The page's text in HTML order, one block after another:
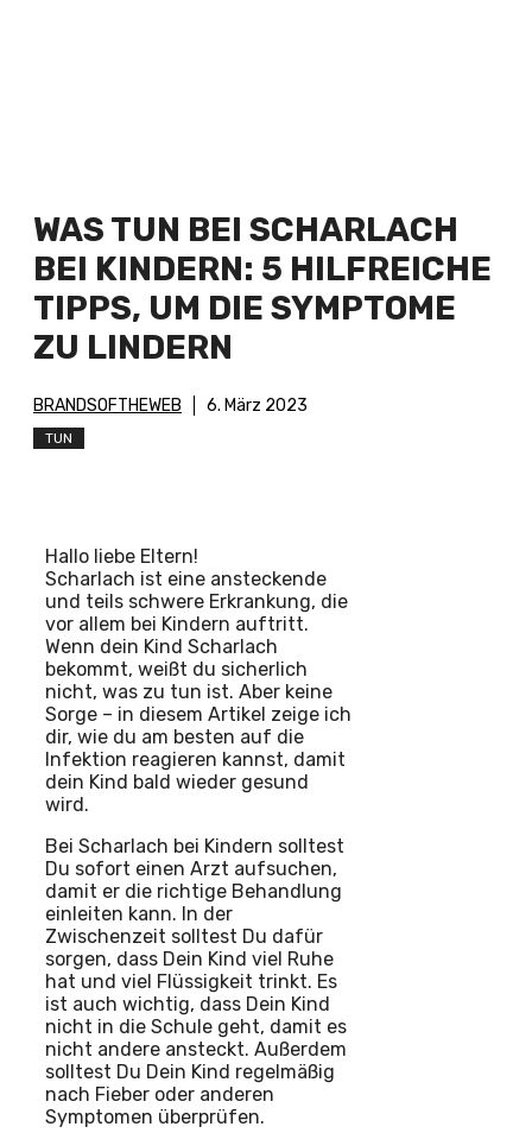
WAS TUN BEI SCHARLACH
BEI KINDERN: 5 HILFREICHE
TIPPS, UM DIE SYMPTOME
ZU LINDERN
BRANDSOFTHEWEB 6. März 2023
TUN
Hallo liebe Eltern!
Scharlach ist eine ansteckende
und teils schwere Erkrankung, die
vor allem bei Kindern auftritt.
Wenn dein Kind Scharlach
bekommt, weißt du sicherlich
nicht, was zu tun ist. Aber keine
Sorge – in diesem Artikel zeige ich
dir, wie du am besten auf die
Infektion reagieren kannst, damit
dein Kind bald wieder gesund
wird.
Bei Scharlach bei Kindern solltest
Du sofort einen Arzt aufsuchen,
damit er die richtige Behandlung
einleiten kann. In der
Zwischenzeit solltest Du dafür
sorgen, dass Dein Kind viel Ruhe
hat und viel Flüssigkeit trinkt. Es
ist auch wichtig, dass Dein Kind
nicht in die Schule geht, damit es
nicht andere ansteckt. Außerdem
solltest Du Dein Kind regelmäßig
nach Fieber oder anderen
Symptomen überprüfen.